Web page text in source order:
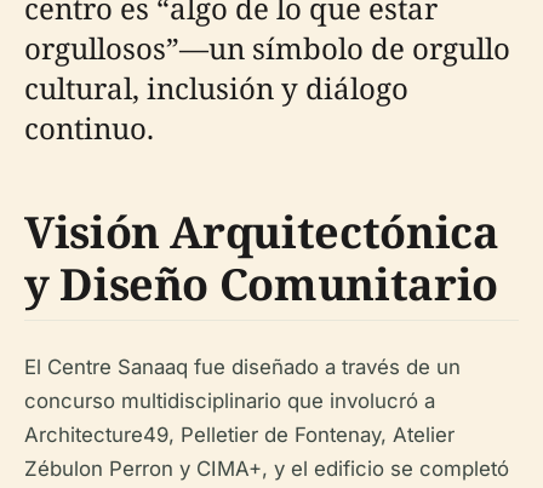
orgullosos”—un símbolo de orgullo
cultural, inclusión y diálogo
continuo.
Visión Arquitectónica
y Diseño Comunitario
El Centre Sanaaq fue diseñado a través de un
concurso multidisciplinario que involucró a
Architecture49, Pelletier de Fontenay, Atelier
Zébulon Perron y CIMA+, y el edificio se completó